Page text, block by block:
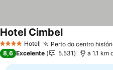
4 EstrelasHotel Perto do centro
Hotel CimbelVer preços
8,6 Excelente 5.531 a 1.1 km